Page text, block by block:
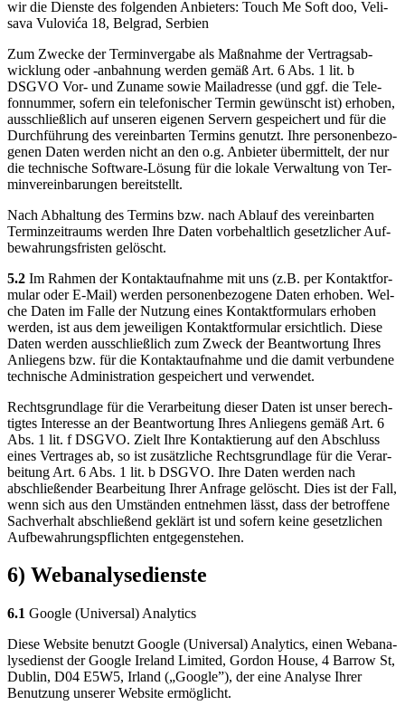
wir die Diens­te des fol­gen­den Anbie­ters: Touch Me Soft doo, Veli­
sa­va Vulo­vića 18, Bel­grad, Ser­bi­en
Zum Zwe­cke der Ter­min­ver­ga­be als Maß­nah­me der Ver­trags­ab­
wick­lung oder ‑anbah­nung wer­den gemäß Art. 6 Abs. 1 lit. b
DSGVO Vor- und Zuna­me sowie Mail­adres­se (und ggf. die Tele­
fon­num­mer, sofern ein tele­fo­ni­scher Ter­min gewünscht ist) erho­ben,
aus­schließ­lich auf unse­ren eige­nen Ser­vern gespei­chert und für die
Durch­füh­rung des ver­ein­bar­ten Ter­mins genutzt. Ihre per­so­nen­be­zo­
ge­nen Daten wer­den nicht an den o.g. Anbie­ter über­mit­telt, der nur
die tech­ni­sche Soft­ware-Lösung für die loka­le Ver­wal­tung von Ter­
min­ver­ein­ba­run­gen bereit­stellt.
Nach Abhal­tung des Ter­mins bzw. nach Ablauf des ver­ein­bar­ten
Ter­min­zeit­raums wer­den Ihre Daten vor­be­halt­lich gesetz­li­cher Auf­
be­wah­rungs­fris­ten gelöscht.
5.2 Im Rah­men der Kon­takt­auf­nah­me mit uns (z.B. per Kon­takt­for­
mu­lar oder E‑Mail) wer­den per­so­nen­be­zo­ge­ne Daten erho­ben. Wel­
che Daten im Fal­le der Nut­zung eines Kon­takt­for­mu­lars erho­ben
wer­den, ist aus dem jewei­li­gen Kon­takt­for­mu­lar ersicht­lich. Die­se
Daten wer­den aus­schließ­lich zum Zweck der Beant­wor­tung Ihres
Anlie­gens bzw. für die Kon­takt­auf­nah­me und die damit ver­bun­de­ne
tech­ni­sche Admi­nis­tra­ti­on gespei­chert und ver­wen­det.
Rechts­grund­la­ge für die Ver­ar­bei­tung die­ser Daten ist unser berech­
tig­tes Inter­es­se an der Beant­wor­tung Ihres Anlie­gens gemäß Art. 6
Abs. 1 lit. f DSGVO. Zielt Ihre Kon­tak­tie­rung auf den Abschluss
eines Ver­tra­ges ab, so ist zusätz­li­che Rechts­grund­la­ge für die Ver­ar­
bei­tung Art. 6 Abs. 1 lit. b DSGVO. Ihre Daten wer­den nach
abschlie­ßen­der Bear­bei­tung Ihrer Anfra­ge gelöscht. Dies ist der Fall,
wenn sich aus den Umstän­den ent­neh­men lässt, dass der betrof­fe­ne
Sach­ver­halt abschlie­ßend geklärt ist und sofern kei­ne gesetz­li­chen
Auf­be­wah­rungs­pflich­ten ent­ge­gen­ste­hen.
6) Webanalysedienste
6.1 Goog­le (Uni­ver­sal) Ana­ly­tics
Die­se Web­site benutzt Goog­le (Uni­ver­sal) Ana­ly­tics, einen Web­ana­
ly­se­dienst der Goog­le Ire­land Limi­t­ed, Gor­don House, 4 Bar­row St,
Dub­lin, D04 E5W5, Irland („Goog­le”), der eine Ana­ly­se Ihrer
Benut­zung unse­rer Web­site ermög­licht.